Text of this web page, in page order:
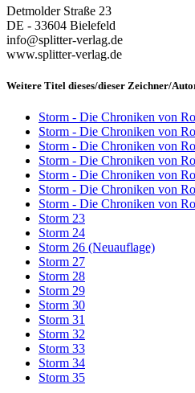
Detmolder Straße 23
DE - 33604 Bielefeld
info@splitter-verlag.de
www.splitter-verlag.de
Weitere Titel dieses/dieser Zeichner/
Storm - Die Chroniken von
Storm - Die Chroniken von
Storm - Die Chroniken von
Storm - Die Chroniken von
Storm - Die Chroniken von
Storm - Die Chroniken von
Storm - Die Chroniken von
Storm 23
Storm 24
Storm 26 (Neuauflage)
Storm 27
Storm 28
Storm 29
Storm 30
Storm 31
Storm 32
Storm 33
Storm 34
Storm 35